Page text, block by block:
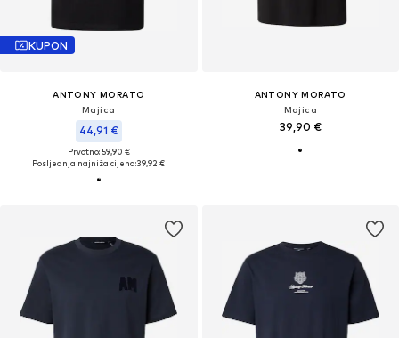
KUPON
ANTONY MORATO
Majica
44,91 €
Prvotno: 59,90 €
Posljednja najniža cijena:39,92 €
ANTONY MORATO
Majica
39,90 €